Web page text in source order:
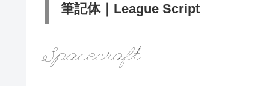
筆記体｜League Script
Spacecraft